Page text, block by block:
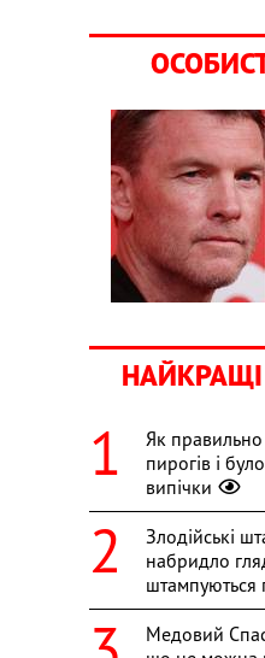
Як
пирогів і
випічки
Злодійські
набридло
штампуються
Медовий